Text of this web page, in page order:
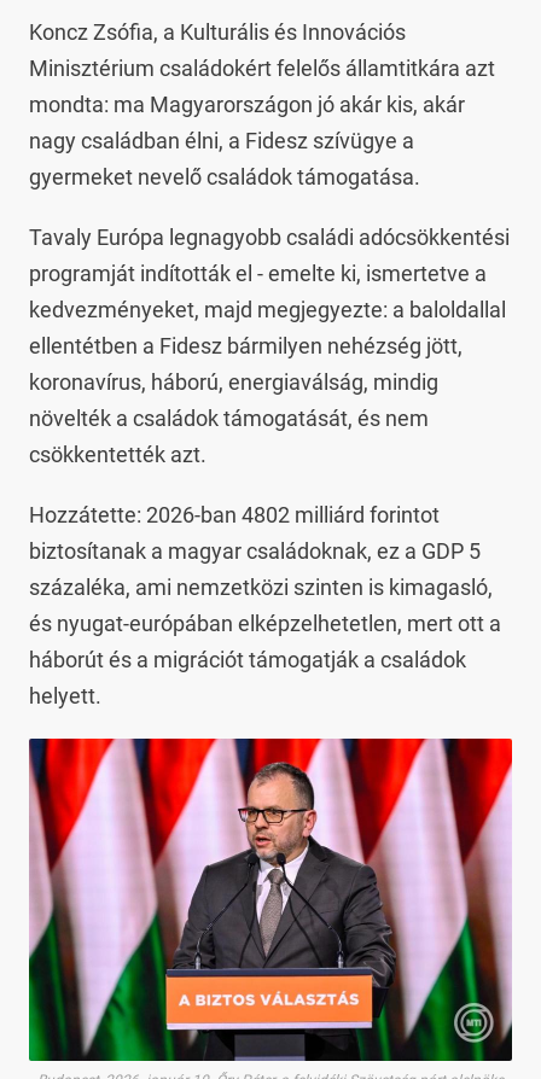
Koncz Zsófia, a Kulturális és Innovációs
Minisztérium családokért felelős államtitkára azt
mondta: ma Magyarországon jó akár kis, akár
nagy családban élni, a Fidesz szívügye a
gyermeket nevelő családok támogatása.
Tavaly Európa legnagyobb családi adócsökkentési
programját indították el - emelte ki, ismertetve a
kedvezményeket, majd megjegyezte: a baloldallal
ellentétben a Fidesz bármilyen nehézség jött,
koronavírus, háború, energiaválság, mindig
növelték a családok támogatását, és nem
csökkentették azt.
Hozzátette: 2026-ban 4802 milliárd forintot
biztosítanak a magyar családoknak, ez a GDP 5
százaléka, ami nemzetközi szinten is kimagasló,
és nyugat-európában elképzelhetetlen, mert ott a
háborút és a migrációt támogatják a családok
helyett.